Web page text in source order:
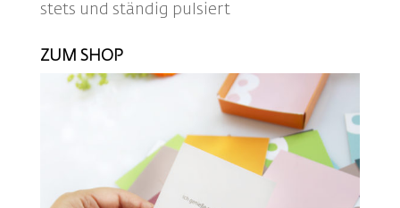
stets und ständig pulsiert
ZUM SHOP